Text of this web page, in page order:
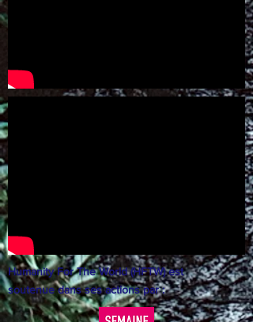
Humanity For The World (HFTW) est
soutenue dans ses actions par :